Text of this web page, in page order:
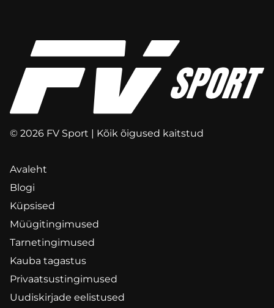
© 2026 FV Sport | Kõik õigused kaitstud
Avaleht
Blogi
Küpsised
Müügitingimused
Tarnetingimused
Kauba tagastus
Privaatsustingimused
Uudiskirjade eelistused